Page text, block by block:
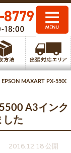
EPSON MAXART PX-
A3インク
した
2016.12.18 公開